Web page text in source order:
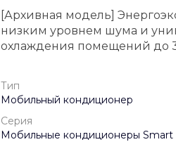
[Архивная модель]
низким уровнем шума и
охлаждения помещений до
Тип
Мобильный кондиционер
Серия
Мобильные кондиционеры Smart